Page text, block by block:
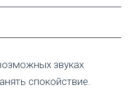
звуках
спокойствие.